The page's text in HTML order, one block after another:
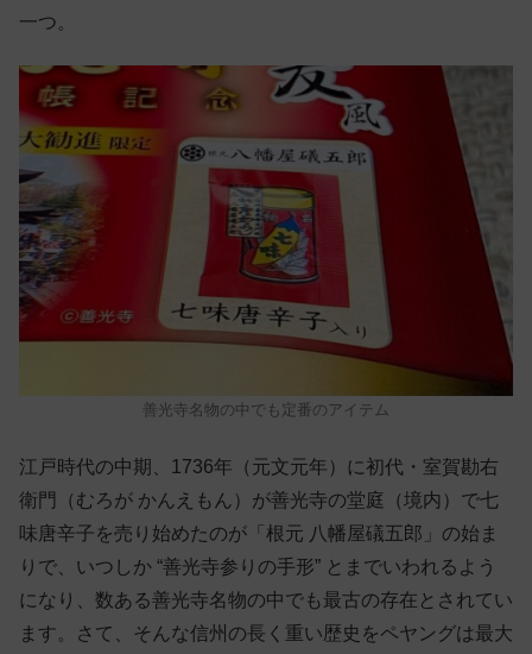
一つ。
善光寺名物の中でも定番のアイテム
江戸時代の中期、1736年（元文元年）に初代・室賀勘右
衛門（むろが かんえもん）が善光寺の堂庭（境内）で七
味唐辛子を売り始めたのが「根元 八幡屋礒五郎」の始ま
りで、いつしか “善光寺参りの手形” とまでいわれるよう
になり、数ある善光寺名物の中でも最古の存在とされてい
ます。さて、そんな信州の長く重い歴史をペヤングは最大